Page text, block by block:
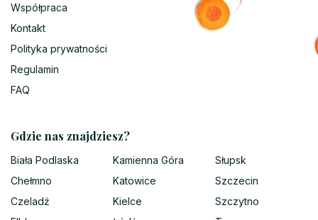
Współpraca
Kontakt
Polityka prywatności
Regulamin
FAQ
Gdzie nas znajdziesz?
Biała Podlaska
Chełmno
Czeladź
Kamienna Góra
Katowice
Kielce
Słupsk
Szczecin
Szczytno